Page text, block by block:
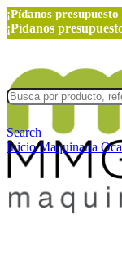
¡Pídanos
¡Pídanos
Search
InicioMaquinaria